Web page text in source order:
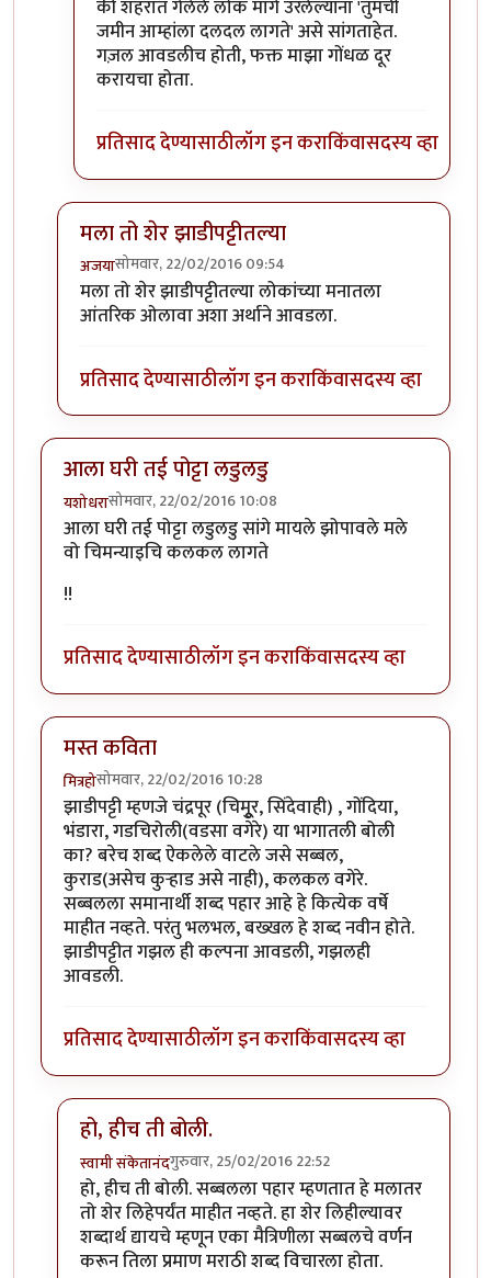
की शहरात गेलेले लोक मागे उरलेल्यांना 'तुमची
जमीन आम्हांला दलदल लागते' असे सांगताहेत.
गज़ल आवडलीच होती, फक्त माझा गोंधळ दूर
करायचा होता.
प्रतिसाद देण्यासाठीलॉग इन कराकिंवासदस्य व्हा
मला तो शेर झाडीपट्टीतल्या
अजयासोमवार, 22/02/2016 09:54
In reply toकविता आवडली.byराही
मला तो शेर झाडीपट्टीतल्या लोकांच्या मनातला
आंतरिक ओलावा अशा अर्थाने आवडला.
प्रतिसाद देण्यासाठीलॉग इन कराकिंवासदस्य व्हा
आला घरी तई पोट्टा लडुलडु
यशोधरासोमवार, 22/02/2016 10:08
आला घरी तई पोट्टा लडुलडु सांगे मायले झोपावले मले
वो चिमन्याइचि कलकल लागते
!!
प्रतिसाद देण्यासाठीलॉग इन कराकिंवासदस्य व्हा
मस्त कविता
मित्रहोसोमवार, 22/02/2016 10:28
झाडीपट्टी म्हणजे चंद्रपूर (चिमुूर, सिंदेवाही) , गोंदिया,
भंडारा, गडचिरोली(वडसा वगेरे) या भागातली बोली
का? बरेच शब्द ऐकलेले वाटले जसे सब्बल,
कुराड(असेच कुऱ्हाड असे नाही), कलकल वगेरे.
सब्बलला समानार्थी शब्द पहार आहे हे कित्येक वर्षे
माहीत नव्हते. परंतु भलभल, बख्खल हे शब्द नवीन होते.
झाडीपट्टीत गझल ही कल्पना आवडली, गझलही
आवडली.
प्रतिसाद देण्यासाठीलॉग इन कराकिंवासदस्य व्हा
हो, हीच ती बोली.
स्वामी संकेतानंदगुरुवार, 25/02/2016 22:52
In reply toमस्त कविताbyमित्रहो
हो, हीच ती बोली. सब्बलला पहार म्हणतात हे मलातर
तो शेर लिहेपर्यंत माहीत नव्हते. हा शेर लिहील्यावर
शब्दार्थ द्यायचे म्हणून एका मैत्रिणीला सब्बलचे वर्णन
करून तिला प्रमाण मराठी शब्द विचारला होता.